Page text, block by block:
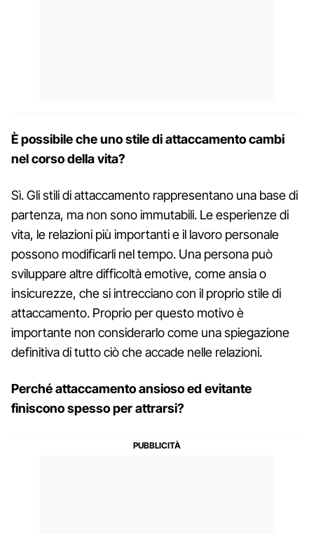
È possibile che uno stile di attaccamento cambi
nel corso della vita?
Sì. Gli stili di attaccamento rappresentano una base di
partenza, ma non sono immutabili. Le esperienze di
vita, le relazioni più importanti e il lavoro personale
possono modificarli nel tempo. Una persona può
sviluppare altre difficoltà emotive, come ansia o
insicurezze, che si intrecciano con il proprio stile di
attaccamento. Proprio per questo motivo è
importante non considerarlo come una spiegazione
definitiva di tutto ciò che accade nelle relazioni.
Perché attaccamento ansioso ed evitante
finiscono spesso per attrarsi?